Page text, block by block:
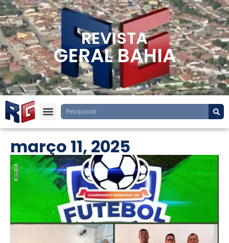
REVISTA
GERAL BAHIA
março 11, 2025